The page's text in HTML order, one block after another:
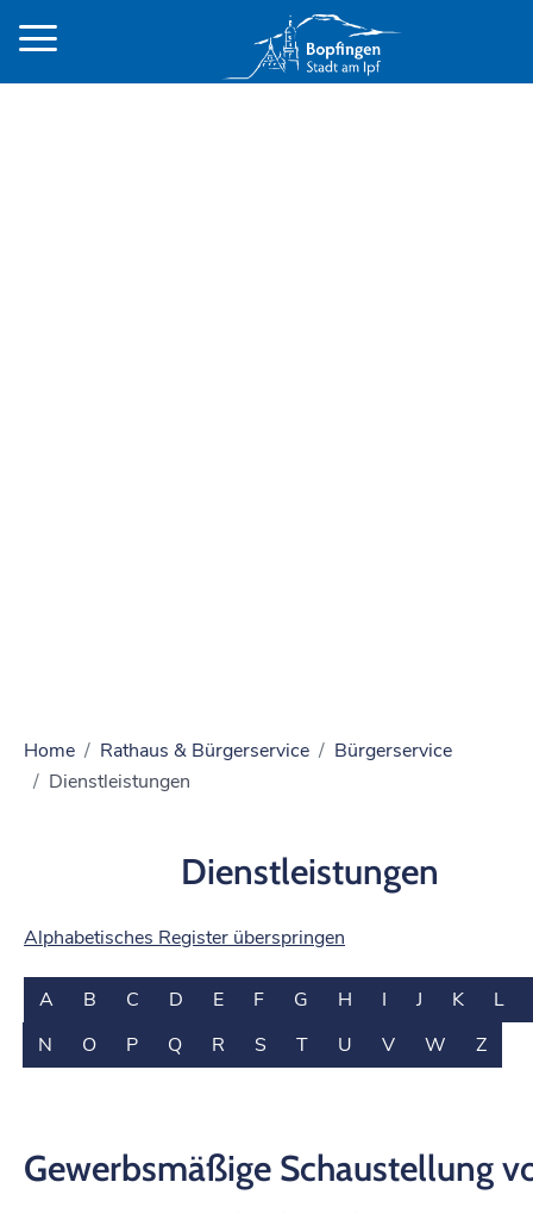
Home Rathaus & Bürgerservice
Bürgerservice
Dienstleistungen
Dienstleistungen
Alphabetisches Register überspringen
A B C D E F G H I J K
L
N
O P Q R S T U V W Z
Gewerbsmäßige Schaustellung